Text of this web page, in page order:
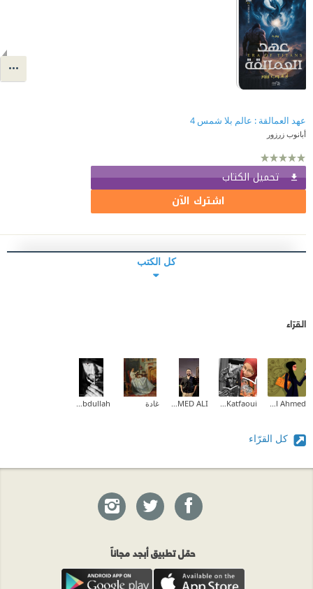
عهد العمالقة : عالم بلا شمس 4
أبانوب زرزور
تحميل الكتاب
اشترك الآن
كل الكتب
القرّاء
jewel Ahmed
Sameh Katfaoui
MOHAMED ALI غادة Mohammed Abdullah
كل القرّاء
حمّل تطبيق أبجد مجاناً